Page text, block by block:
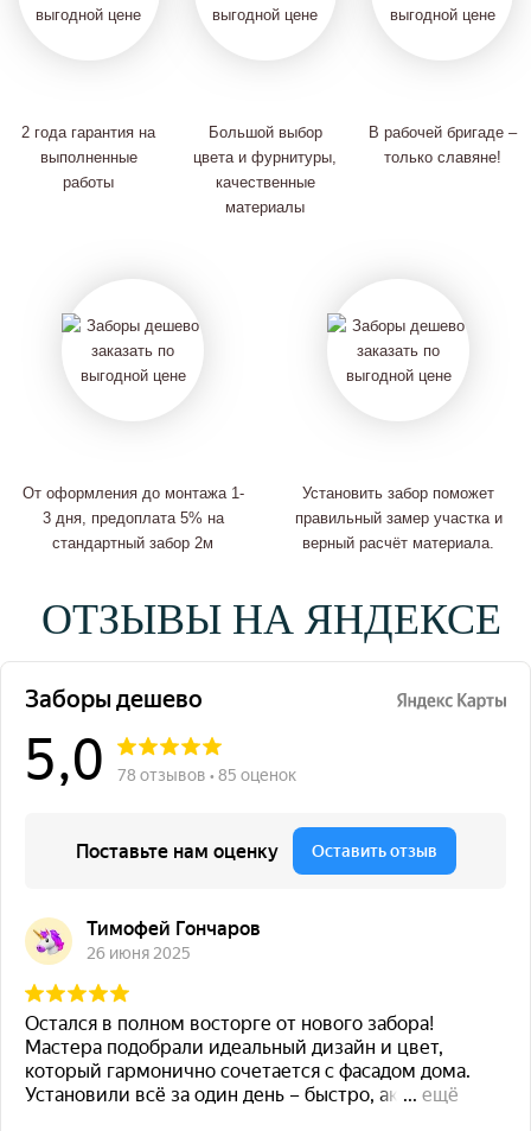
2 года гарантия на
выполненные
работы
Большой выбор
цвета и фурнитуры,
качественные
материалы
В рабочей бригаде –
только славяне!
От оформления до монтажа 1-
3 дня, предоплата 5% на
стандартный забор 2м
Установить забор поможет
правильный замер участка и
верный расчёт материала.
ОТЗЫВЫ НА ЯНДЕКСЕ